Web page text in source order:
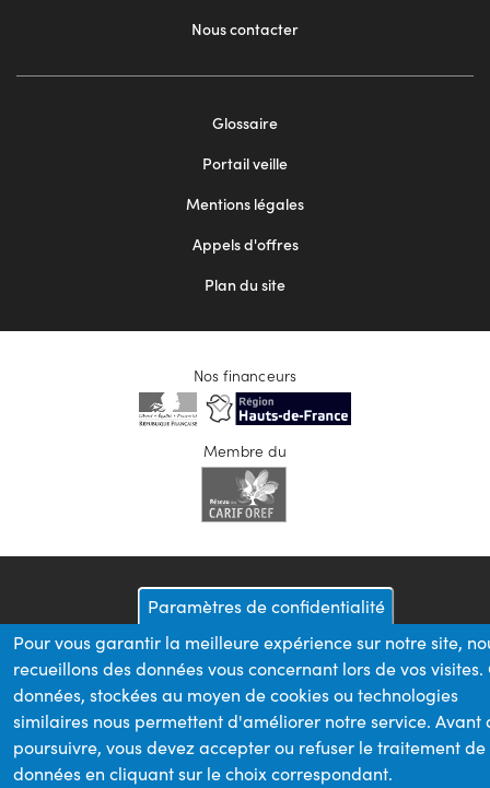
Nous contacter
Glossaire
Portail veille
Mentions légales
Appels d'offres
Plan du site
Nos financeurs
Membre du
Paramètres de confidentialité
Pour vous garantir la meilleure expérience sur notre site,
recueillons des données vous concernant lors de vos visites.
données, stockées au moyen de cookies ou technologies
similaires nous permettent d'améliorer notre service. Avant
poursuivre, vous devez accepter ou refuser le traitement de
données en cliquant sur le choix correspondant.